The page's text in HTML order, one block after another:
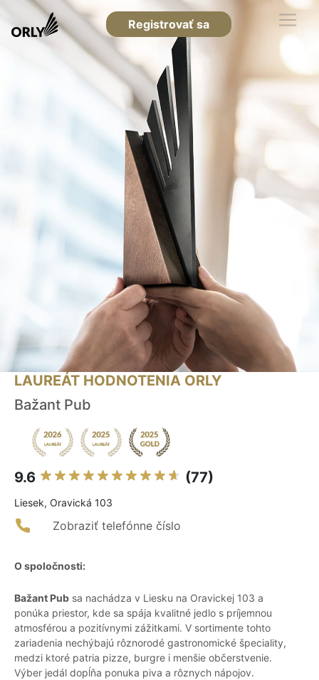
Registrovať sa
LAUREÁT HODNOTENIA ORLY
Bažant Pub
9.6 (77)
Liesek, Oravická 103
Zobraziť telefónne číslo
O spoločnosti:
Bažant Pub sa nachádza v Liesku na Oravickej 103 a
ponúka priestor, kde sa spája kvalitné jedlo s príjemnou
atmosférou a pozitívnymi zážitkami. V sortimente tohto
zariadenia nechýbajú rôznorodé gastronomické špeciality,
medzi ktoré patria pizze, burgre i menšie občerstvenie.
Výber jedál dopĺňa ponuka piva a rôznych nápojov.